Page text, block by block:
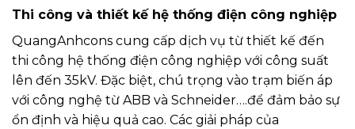
Thi công và thiết kế hệ thống điện công nghiệp
QuangAnhcons cung cấp dịch vụ từ thiết kế đến
thi công hệ thống điện công nghiệp với công suất
lên đến 35kV. Đặc biệt, chú trọng vào trạm biến áp
với công nghệ từ ABB và Schneider….để đảm bảo sự
ổn định và hiệu quả cao. Các giải pháp của